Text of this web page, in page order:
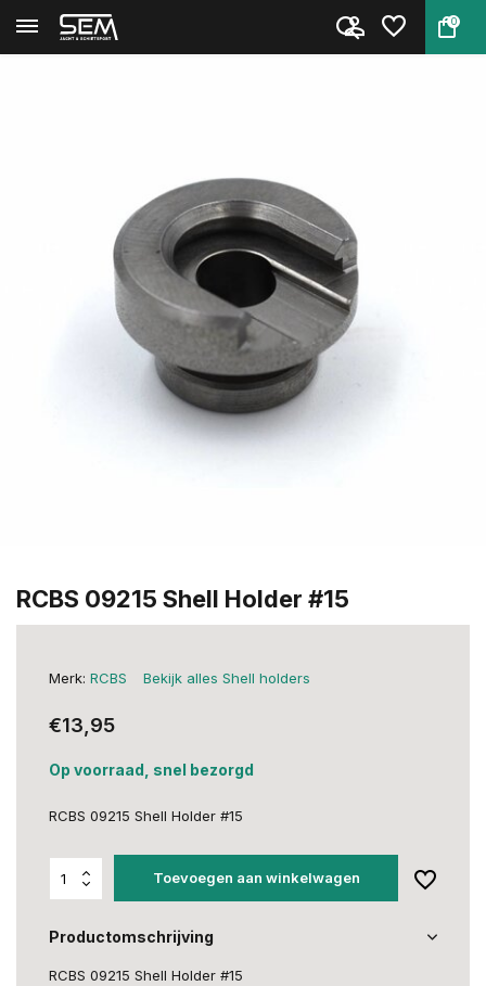
0
Terug Home RCBS 09215 Shell Holder #15
RCBS 09215 Shell Holder #15
Merk: RCBS Bekijk alles Shell holders
€13,95
Op voorraad, snel bezorgd
RCBS 09215 Shell Holder #15
Toevoegen aan winkelwagen
Productomschrijving
RCBS 09215 Shell Holder #15